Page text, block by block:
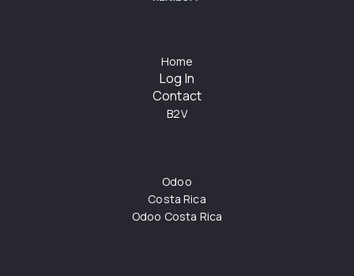
Home
Log In
Contact
B2V
Odoo
Costa Rica
Odoo Costa Rica